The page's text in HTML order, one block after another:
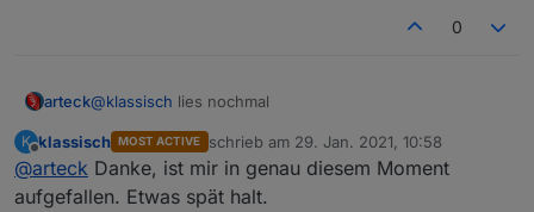
0
arteck@klassisch lies nochmal
du hast da einen fehler in der konfig
K
Offline
klassisch MOST ACTIVE schrieb am 29. Jan. 2021, 10:58
zuletzt editiert von
@arteck Danke, ist mir in genau diesem Moment
aufgefallen. Etwas spät halt.